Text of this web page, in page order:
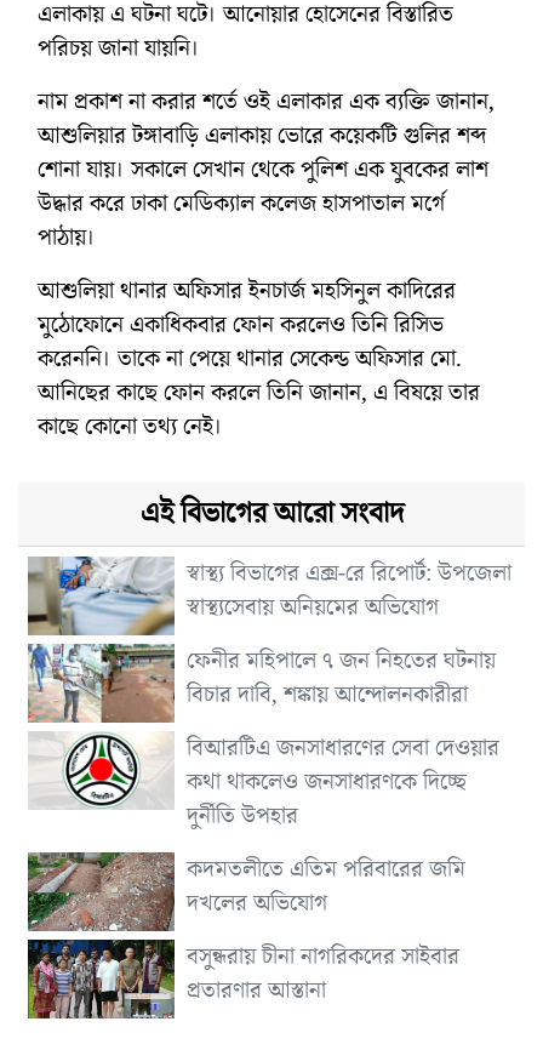
এলাকায় এ ঘটনা ঘটে। আনোয়ার হোসেনের বিস্তারিত
পরিচয় জানা যায়নি।
নাম প্রকাশ না করার শর্তে ওই এলাকার এক ব্যক্তি জানান,
আশুলিয়ার টঙ্গাবাড়ি এলাকায় ভোরে কয়েকটি গুলির শব্দ
শোনা যায়। সকালে সেখান থেকে পুলিশ এক যুবকের লাশ
উদ্ধার করে ঢাকা মেডিক্যাল কলেজ হাসপাতাল মর্গে
পাঠায়।
আশুলিয়া থানার অফিসার ইনচার্জ মহসিনুল কাদিরের
মুঠোফোনে একাধিকবার ফোন করলেও তিনি রিসিভ
করেননি। তাকে না পেয়ে থানার সেকেন্ড অফিসার মো.
আনিছের কাছে ফোন করলে তিনি জানান, এ বিষয়ে তার
কাছে কোনো তথ্য নেই।
এই বিভাগের আরো সংবাদ
স্বাস্থ্য বিভাগের এক্স-রে রিপোর্ট: উপজেলা
স্বাস্থ্যসেবায় অনিয়মের অভিযোগ
ফেনীর মহিপালে ৭ জন নিহতের ঘটনায়
বিচার দাবি, শঙ্কায় আন্দোলনকারীরা
বিআরটিএ জনসাধারণের সেবা দেওয়ার
কথা থাকলেও জনসাধারণকে দিচ্ছে
দুর্নীতি উপহার
কদমতলীতে এতিম পরিবারের জমি
দখলের অভিযোগ
বসুন্ধরায় চীনা নাগরিকদের সাইবার
প্রতারণার আস্তানা